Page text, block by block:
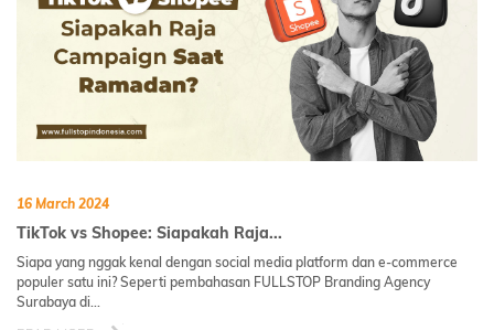
16 March 2024
TikTok vs Shopee: Siapakah Raja...
Siapa yang nggak kenal dengan social media platform dan e-commerce
populer satu ini? Seperti pembahasan FULLSTOP Branding Agency
Surabaya di...